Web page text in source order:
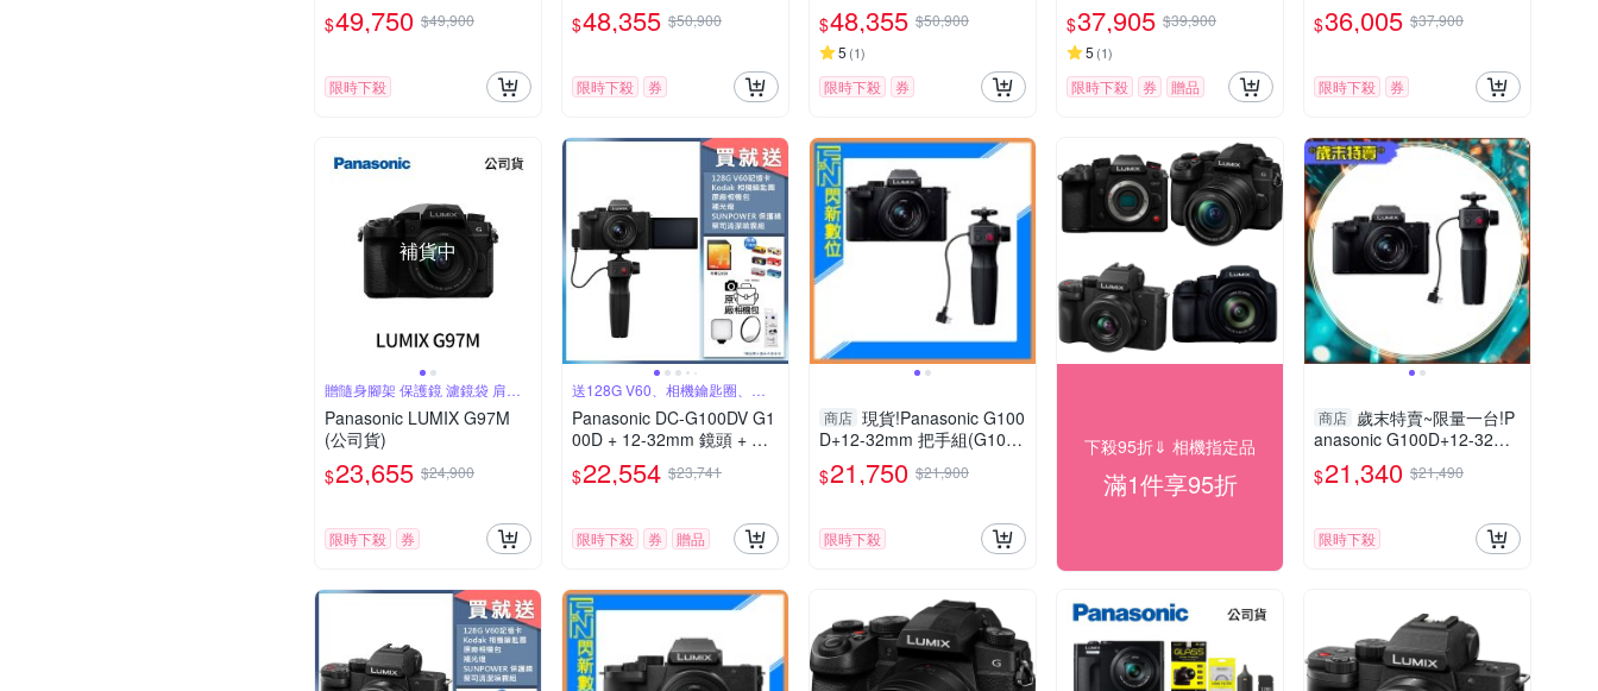
$49,750 $49,900
限時下殺
$48,355 $50,900
限時下殺 券
$48,355 $50,900
5 (1)
限時下殺 券
$37,905 $39,900
5 (1)
限時下殺 券 贈品
$36,005 $37,900
限時下殺 券
補貨中
贈隨身腳架 保護鏡 濾鏡袋 肩帶
氣吹
Panasonic LUMIX G97M
(公司貨)
$23,655 $24,900
限時下殺 券
送128G V60、相機鑰匙圈、原
廠包
Panasonic DC-G100DV G1
00D + 12-32mm 鏡頭 + DM
W-SHGR2 三腳架握把組 公
司貨
$22,554 $23,741
限時下殺 券 贈品
商店 現貨!Panasonic G100
D+12-32mm 把手組(G100
D+1232+SHGR2，公司貨)
G100
$21,750 $21,900
限時下殺
下殺95折⇓ 相機指定品
滿1件享95折
商店 歲末特賣~限量一台!P
anasonic G100D+12-32m
m 把手組(G100D+1232+S
HGR2，公司貨)
$21,340 $21,490
限時下殺